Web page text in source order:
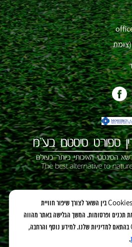
גם כאו:
לידיעתך, אתר זה משתמש בקבצי Cookies בין השאר לצורך שיפור חוויית
תכנים ופרסומות. המשך הגלישה באתר מהווה
הסכמה לשימוש בקבצי Cookies בהתאם למדיניות שלנו. למידע נוסף והרחבה,
.